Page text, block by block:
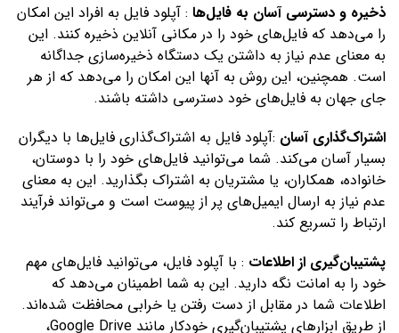
ذخیره و دسترسی آسان به فایل‌ها : آپلود فایل به افراد این امکان
را می‌دهد که فایل‌های خود را در مکانی آنلاین ذخیره کنند. این
به معنای عدم نیاز به داشتن یک دستگاه ذخیره‌سازی جداگانه
است. همچنین، این روش به آنها این امکان را می‌دهد که از هر
جای جهان به فایل‌های خود دسترسی داشته باشند.
اشتراک‌گذاری آسان :آپلود فایل به اشتراک‌گذاری فایل‌ها با دیگران
بسیار آسان می‌کند. شما می‌توانید فایل‌های خود را با دوستان،
خانواده، همکاران، یا مشتریان به اشتراک بگذارید. این به معنای
عدم نیاز به ارسال ایمیل‌های پر از پیوست است و می‌تواند فرآیند
ارتباط را تسریع کند.
پشتیبان‌گیری از اطلاعات : با آپلود فایل، می‌توانید فایل‌های مهم
خود را به امانت نگه دارید. این به شما اطمینان می‌دهد که
اطلاعات شما در مقابل از دست رفتن یا خرابی محافظت شده‌اند.
از طریق ابزارهای پشتیبان‌گیری خودکار مانند Google Drive،